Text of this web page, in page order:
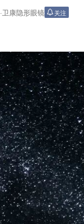
·卫康隐形眼镜 关注